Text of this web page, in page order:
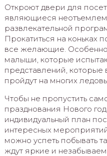
Откроют двери для
являющиеся
развлекательной
Прокатиться на коньках
все желающие. Особенно
малыши, которые
представлений, которые
пройдут на многих
Чтобы не пропустить
празднования Нового
индивидуальный план
интересных
можно успеть побывать
ждут яркие и